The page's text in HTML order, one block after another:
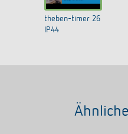
theben-timer 26
IP44